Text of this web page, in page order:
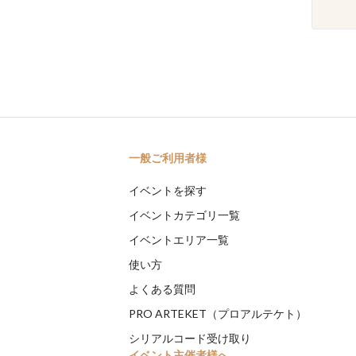
一般ご利用者様
イベントを探す
イベントカテゴリ一覧
イベントエリア一覧
使い方
よくある質問
PRO ARTEKET（プロアルテケト）
シリアルコード受け取り